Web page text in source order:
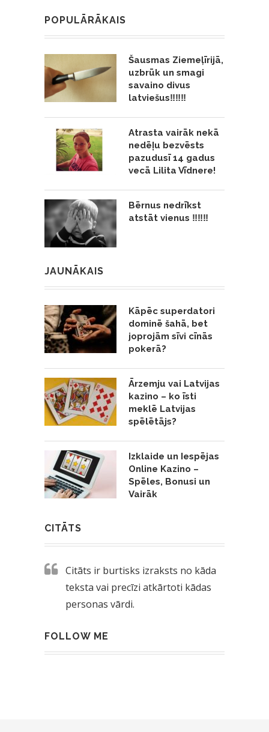
POPULĀRĀKAIS
Šausmas Ziemeļīrijā,
uzbrūk un smagi
savaino divus
latviešus‼️‼️‼️
Atrasta vairāk nekā
nedēļu bezvēsts
pazudusī 14 gadus
vecā Lilita Vīdnere!
Bērnus nedrīkst
atstāt vienus ‼️‼️‼️
JAUNĀKAIS
Kāpēc superdatori
dominē šahā, bet
joprojām sīvi cīnās
pokerā?
Ārzemju vai Latvijas
kazino – ko īsti
meklē Latvijas
spēlētājs?
Izklaide un Iespējas
Online Kazino –
Spēles, Bonusi un
Vairāk
CITĀTS
Citāts ir burtisks izraksts no kāda
teksta vai precīzi atkārtoti kādas
personas vārdi.
FOLLOW ME